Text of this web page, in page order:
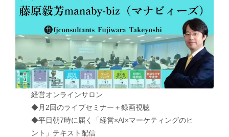
経営オンラインサロン
◆月2回のライブセミナー＋録画視聴
◆平日朝7時に届く「経営×AI×マーケティングのヒ
ント」テキスト配信